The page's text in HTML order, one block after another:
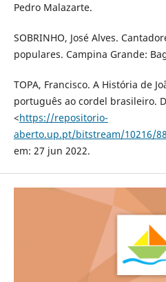
Pedro Malazarte.
SOBRINHO, José Alves.
populares. Campina Grande:
TOPA, Francisco. A História de
português ao cordel brasileiro.
<https://repositorio-
aberto.up.pt/bitstream/10216/
em: 27 jun 2022.